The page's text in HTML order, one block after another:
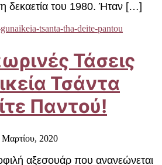
δεκαετία του 1980. Ήταν […]
Τάσεις
Τσάντα
Παντού!
Μαρτίου, 2020
αξεσουάρ που ανανεώνεται